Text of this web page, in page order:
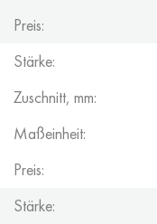
Preis:
Stärke:
Zuschnitt, mm:
Maßeinheit:
Preis:
Stärke: